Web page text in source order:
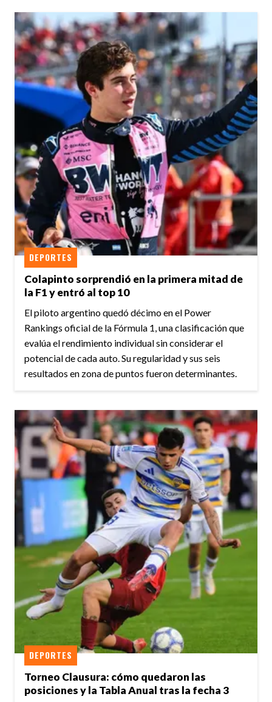
Colapinto sorprendió en la primera mitad de
la F1 y entró al top 10
DEPORTES
El piloto argentino quedó décimo en el Power
Rankings oficial de la Fórmula 1, una clasificación que
evalúa el rendimiento individual sin considerar el
potencial de cada auto. Su regularidad y sus seis
resultados en zona de puntos fueron determinantes.
Torneo Clausura: cómo quedaron las
posiciones y la Tabla Anual tras la fecha 3
DEPORTES